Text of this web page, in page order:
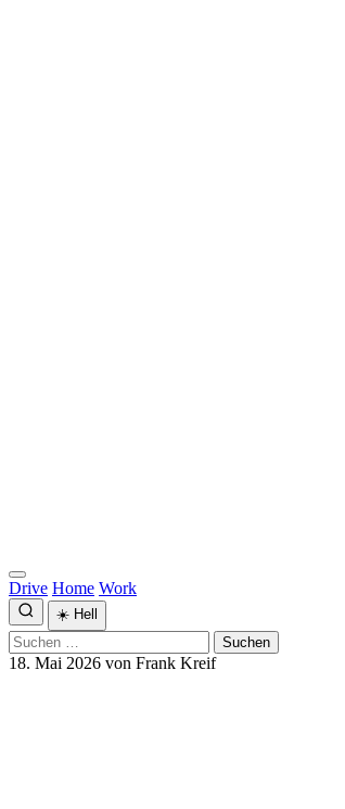
Drive Home Work
☀️ Hell
Suchen
nach:
18. Mai 2026 von Frank Kreif